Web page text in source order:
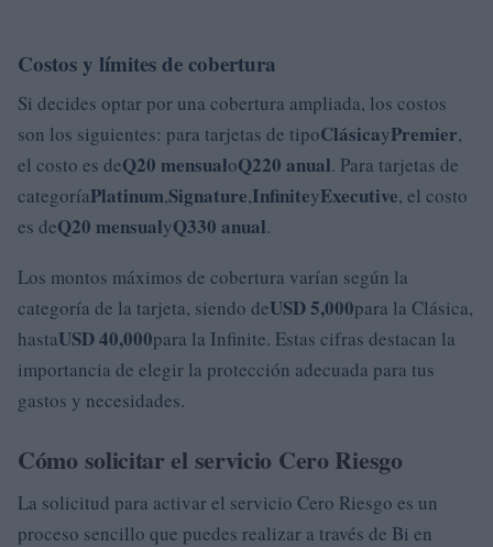
Costos y límites de cobertura
Si decides optar por una cobertura ampliada, los costos
son los siguientes: para tarjetas de tipoClásicayPremier,
el costo es deQ20 mensualoQ220 anual. Para tarjetas de
categoríaPlatinum,Signature,InfiniteyExecutive, el costo
es deQ20 mensualyQ330 anual.
Los montos máximos de cobertura varían según la
categoría de la tarjeta, siendo deUSD 5,000para la Clásica,
hastaUSD 40,000para la Infinite. Estas cifras destacan la
importancia de elegir la protección adecuada para tus
gastos y necesidades.
Cómo solicitar el servicio Cero Riesgo
La solicitud para activar el servicio Cero Riesgo es un
proceso sencillo que puedes realizar a través de Bi en